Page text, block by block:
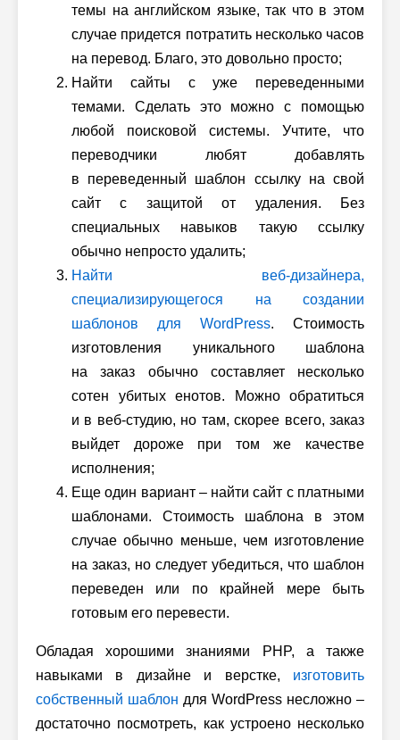
темы на английском языке, так что в этом
случае придется потратить несколько часов
на перевод. Благо, это довольно просто;
Найти сайты с уже переведенными
темами. Сделать это можно с помощью
любой поисковой системы. Учтите, что
переводчики любят добавлять
в переведенный шаблон ссылку на свой
сайт с защитой от удаления. Без
специальных навыков такую ссылку
обычно непросто удалить;
Найти веб-дизайнера,
специализирующегося на создании
шаблонов для WordPress. Стоимость
изготовления уникального шаблона
на заказ обычно составляет несколько
сотен убитых енотов. Можно обратиться
и в веб-студию, но там, скорее всего, заказ
выйдет дороже при том же качестве
исполнения;
Еще один вариант – найти сайт с платными
шаблонами. Стоимость шаблона в этом
случае обычно меньше, чем изготовление
на заказ, но следует убедиться, что шаблон
переведен или по крайней мере быть
готовым его перевести.
Обладая хорошими знаниями PHP, а также
навыками в дизайне и верстке, изготовить
собственный шаблон для WordPress несложно –
достаточно посмотреть, как устроено несколько